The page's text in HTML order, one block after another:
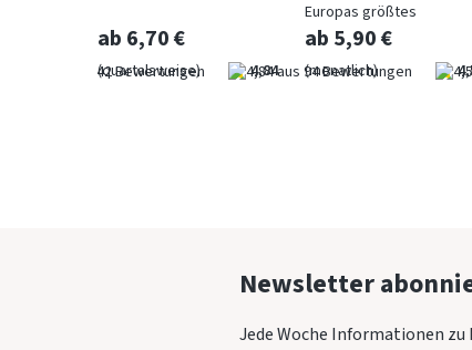
ab 6,70 €
(quartalsweise) 4,84
Europas größtes
Gartenmagazin
ab 5,90 €
(monatlich)
Newsletter
Jede Woche Informationen zu